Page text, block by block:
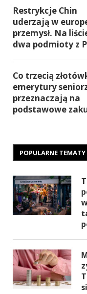
Restrykcje Chin
uderzają w
przemysł. Na
dwa podmioty z
Co trzecią
emerytury
przeznaczają na
podstawowe
POPULARNE TEMATY